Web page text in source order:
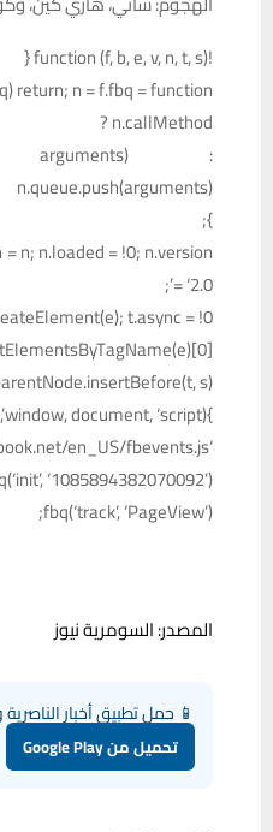
!function (f, b, e, v, n, t, s) {
return; n = f.fbq = function () {
n.callMethod ?
arguments) :
n.queue.push(arguments)
};
n; n.loaded = !0; n.version
= ‘2.0’;
t.async = !0;
s)
}(window, document, ‘script’,
‘https://connect.facebook.net/en_US/fbevents.js’);
‘1085894382070092’);
fbq(‘track’, ‘PageView’);
المصدر: السومرية نيوز
📱 حمل تطبيق أخبار
تحميل من Google Play